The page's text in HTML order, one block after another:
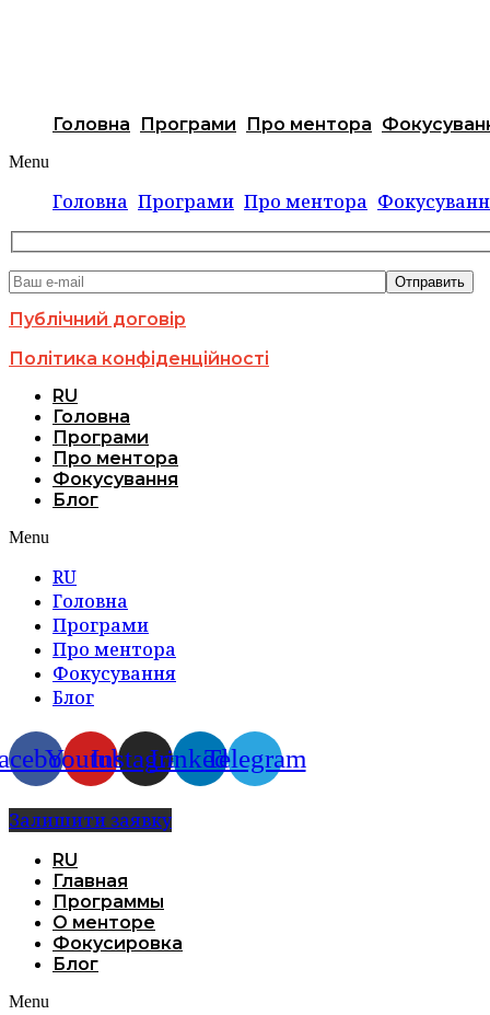
Головна Програми Про ментора
Menu
Головна Програми Про ментора
Публічний договір
Політика конфіденційності
RU
Головна
Програми
Про ментора
Фокусування
Блог
Menu
RU
Головна
Програми
Про ментора
Фокусування
Блог
YoutubeInstagramLinkedinTelegram
Залишити заявку
RU
Главная
Программы
О менторе
Фокусировка
Блог
Menu